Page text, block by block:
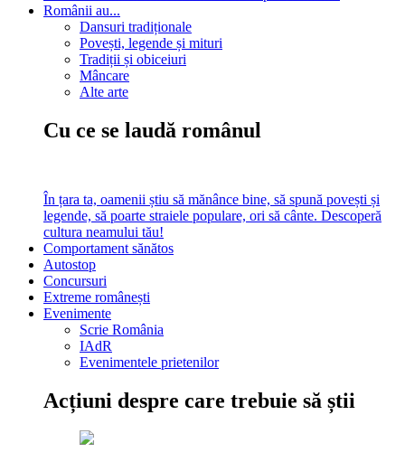
Românii au...
Dansuri tradiționale
Povești, legende și mituri
Tradiții și obiceiuri
Mâncare
Alte arte
Cu ce se laudă românul
În țara ta, oamenii știu să mănânce bine, să spună povești și
legende, să poarte straiele populare, ori să cânte. Descoperă
cultura neamului tău!
Comportament sănătos
Autostop
Concursuri
Extreme românești
Evenimente
Scrie România
IAdR
Evenimentele prietenilor
Acțiuni despre care trebuie să știi